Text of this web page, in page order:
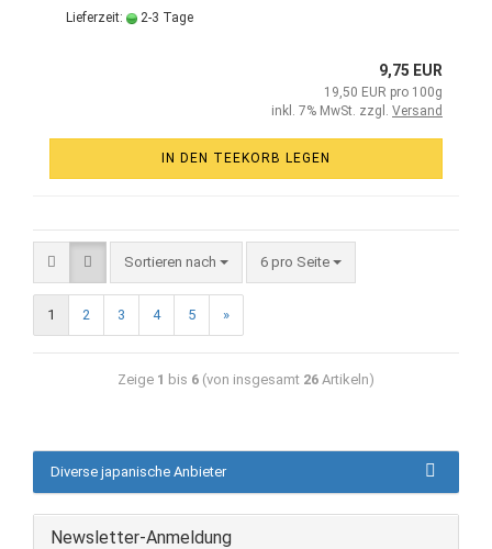
Lieferzeit: 2-3 Tage
9,75 EUR
19,50 EUR pro 100g
inkl. 7% MwSt. zzgl. Versand
IN DEN TEEKORB LEGEN
Sortieren nach 6 pro Seite
1 2 3 4 5 »
Zeige 1 bis 6 (von insgesamt 26 Artikeln)
Diverse japanische Anbieter
Newsletter-Anmeldung